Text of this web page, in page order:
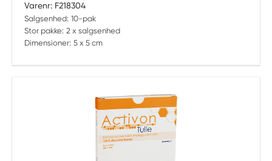
Varenr: F218304
Salgsenhed: 10-pak
Stor pakke: 2 x salgsenhed
Dimensioner: 5 x 5 cm